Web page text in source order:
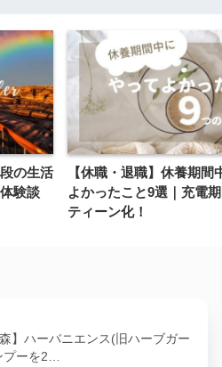
の生活
験談
【休職・退職】休養期間
よかったこと9選｜充電
ティーン化！
森】ハーバニエンス(旧ハーブガー
ーを2…